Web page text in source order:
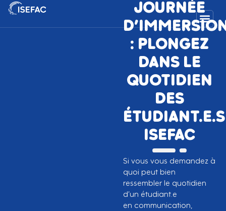
JOURNÉE
: PLONGEZ
DANS LE
QUOTIDIEN
DES
ÉTUDIANT.E.S
ISEFAC
Si vous vous demandez à
quoi peut bien
ressembler le quotidien
d’un étudiant.e
en communication,